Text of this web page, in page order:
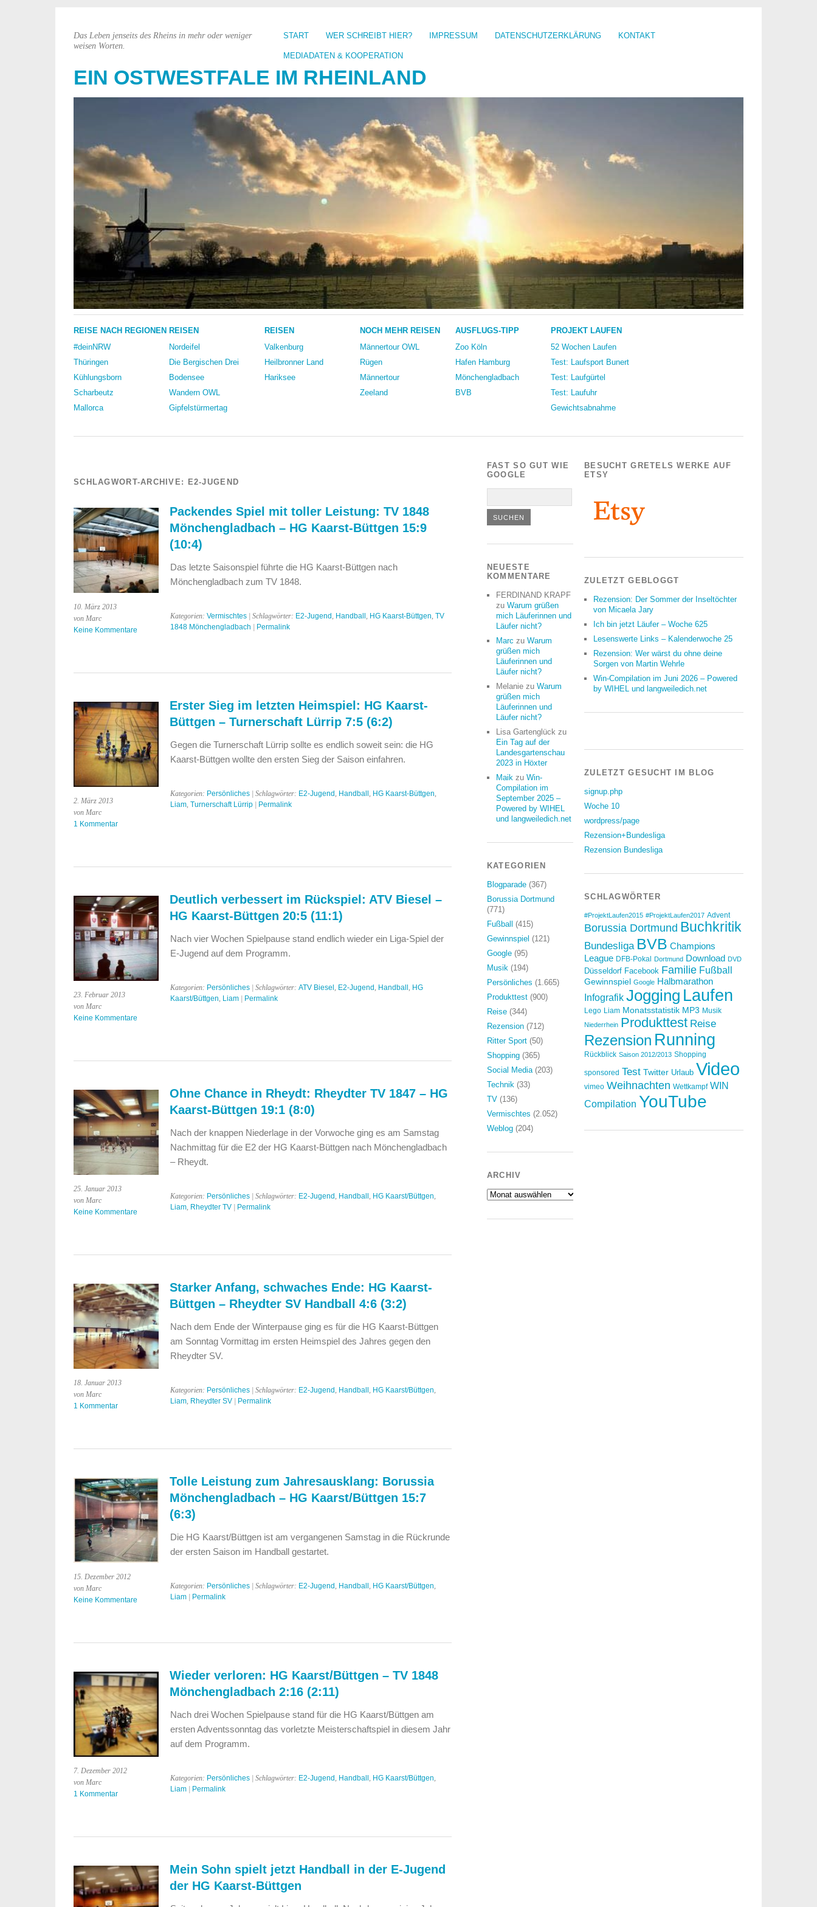
START WER SCHREIBT HIER? IMPRESSUM DATENSCHUTZERKLÄRUNG KONTAKT
MEDIADATEN & KOOPERATION
EIN OSTWESTFALE IM RHEINLAND
Das Leben jenseits des Rheins in mehr oder weniger
weisen Worten.
REISE NACH REGIONEN
#deinNRW
Thüringen
Kühlungsborn
Scharbeutz
Mallorca
REISEN
Nordeifel
Die Bergischen Drei
Bodensee
Wandern OWL
Gipfelstürmertag
REISEN
Valkenburg
Heilbronner Land
Hariksee
NOCH MEHR REISEN
Männertour OWL
Rügen
Männertour
Zeeland
AUSFLUGS-TIPP
Zoo Köln
Hafen Hamburg
Mönchengladbach
BVB
PROJEKT LAUFEN
52 Wochen Laufen
Test: Laufsport Bunert
Test: Laufgürtel
Test: Laufuhr
Gewichtsabnahme
SCHLAGWORT-ARCHIVE: E2-JUGEND
10. März 2013
von Marc
Keine Kommentare
Packendes Spiel mit toller Leistung: TV 1848
Mönchengladbach – HG Kaarst-Büttgen 15:9
(10:4)
Das letzte Saisonspiel führte die HG Kaarst-Büttgen nach
Mönchengladbach zum TV 1848.
Kategorien: Vermischtes| Schlagwörter: E2-Jugend, Handball, HG Kaarst-Büttgen, TV
1848 Mönchengladbach | Permalink
2. März 2013
von Marc
1 Kommentar
Erster Sieg im letzten Heimspiel: HG Kaarst-
Büttgen – Turnerschaft Lürrip 7:5 (6:2)
Gegen die Turnerschaft Lürrip sollte es endlich soweit sein: die HG
Kaarst-Büttgen wollte den ersten Sieg der Saison einfahren.
Kategorien: Persönliches| Schlagwörter: E2-Jugend Handball HG Kaarst-Büttgen
Liam, Turnerschaft Lürrip| Permalink
23. Februar 2013
von Marc
Keine Kommentare
Deutlich verbessert im Rückspiel: ATV Biesel –
HG Kaarst-Büttgen 20:5 (11:1)
Nach vier Wochen Spielpause stand endlich wieder ein Liga-Spiel der
E-Jugend auf dem Programm.
Kategorien: Persönliches| Schlagwörter: ATV Biesel E2-Jugend Handball HG
Kaarst/Büttgen Liam| Permalink
25. Januar 2013
von Marc
Keine Kommentare
Ohne Chance in Rheydt: Rheydter TV 1847 – HG
Kaarst-Büttgen 19:1 (8:0)
Nach der knappen Niederlage in der Vorwoche ging es am Samstag
Nachmittag für die E2 der HG Kaarst-Büttgen nach Mönchengladbach
– Rheydt.
Kategorien: Persönliches| Schlagwörter: E2-Jugend Handball HG Kaarst/Büttgen
Liam, Rheydter TV| Permalink
18. Januar 2013
von Marc
1 Kommentar
Starker Anfang, schwaches Ende: HG Kaarst-
Büttgen – Rheydter SV Handball 4:6 (3:2)
Nach dem Ende der Winterpause ging es für die HG Kaarst-Büttgen
am Sonntag Vormittag im ersten Heimspiel des Jahres gegen den
Rheydter SV.
Kategorien: Persönliches| Schlagwörter: E2-Jugend Handball HG Kaarst/Büttgen
Liam, Rheydter SV| Permalink
15. Dezember 2012
von Marc
Keine Kommentare
Tolle Leistung zum Jahresausklang: Borussia
Mönchengladbach – HG Kaarst/Büttgen 15:7
(6:3)
Die HG Kaarst/Büttgen ist am vergangenen Samstag in die Rückrunde
der ersten Saison im Handball gestartet.
Kategorien: Persönliches| Schlagwörter: E2-Jugend Handball HG Kaarst/Büttgen
Liam| Permalink
7. Dezember 2012
von Marc
1 Kommentar
Wieder verloren: HG Kaarst/Büttgen – TV 1848
Mönchengladbach 2:16 (2:11)
Nach drei Wochen Spielpause stand für die HG Kaarst/Büttgen am
ersten Adventssonntag das vorletzte Meisterschaftspiel in diesem Jahr
auf dem Programm.
Kategorien: Persönliches| Schlagwörter: E2-Jugend Handball HG Kaarst/Büttgen
Liam| Permalink
Mein Sohn spielt jetzt Handball in der E-Jugend
der HG Kaarst-Büttgen
FAST SO GUT WIE
GOOGLE
NEUESTE
KOMMENTARE
FERDINAND KRAPF
zu Warum grüßen
mich Läuferinnen und
Läufer nicht?
Marc zu Warum
grüßen mich
Läuferinnen und
Läufer nicht?
Melaniezu Warum
grüßen mich
Läuferinnen und
Läufer nicht?
Lisa Gartenglück zu
Ein Tag auf der
Landesgartenschau
2023 in Höxter
Maik zu Win-
Compilation im
September 2025 –
Powered by WIHEL
und langweiledich.net
KATEGORIEN
Blogparade(367)
Borussia Dortmund
(771)
Fußball
(415)
Gewinnspiel (121)
Google(95)
Musik (194)
Persönliches (1.665)
Produkttest(900)
Reise(344)
Rezension(712)
Ritter Sport(50)
Shopping(365)
Social Media(203)
Technik (33)
TV(136)
Vermischtes (2.052)
Weblog(204)
ARCHIV
Archiv
BESUCHT GRETELS WERKE AUF
ETSY
ZULETZT GEBLOGGT
Rezension: Der Sommer der Inseltöchter
von Micaela Jary
Ich bin jetzt Läufer – Woche 625
Lesenswerte Links – Kalenderwoche 25
Rezension: Wer wärst du ohne deine
Sorgen von Martin Wehrle
Win-Compilation im Juni 2026 – Powered
by WIHEL und langweiledich.net
ZULETZT GESUCHT IM BLOG
signup.php
Woche 10
wordpress/page
Rezension+Bundesliga
Rezension Bundesliga
SCHLAGWÖRTER
#ProjektLaufen2015 #ProjektLaufen2017 Advent
Borussia Dortmund Buchkritik
Bundesliga BVB Champions
League DFB-Pokal Dortmund Download DVD
Düsseldorf Facebook Familie Fußball
Gewinnspiel Google Halbmarathon
Infografik Jogging Laufen
Lego Liam Monatsstatistik MP3 Musik
Niederrhein Produkttest Reise
Rezension Running
Rückblick Saison 2012/2013 Shopping
sponsored Test Twitter Urlaub Video
vimeo Weihnachten Wettkampf WIN
Compilation YouTube